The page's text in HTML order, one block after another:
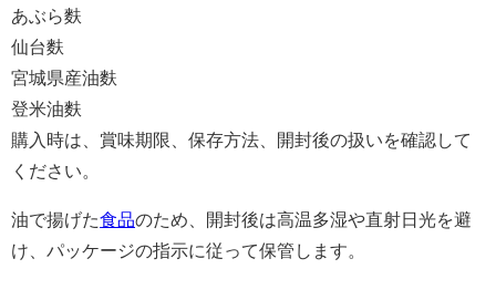
あぶら麩
仙台麩
宮城県産油麩
登米油麩
購入時は、賞味期限、保存方法、開封後の扱いを確認して
ください。
油で揚げた食品のため、開封後は高温多湿や直射日光を避
け、パッケージの指示に従って保管します。